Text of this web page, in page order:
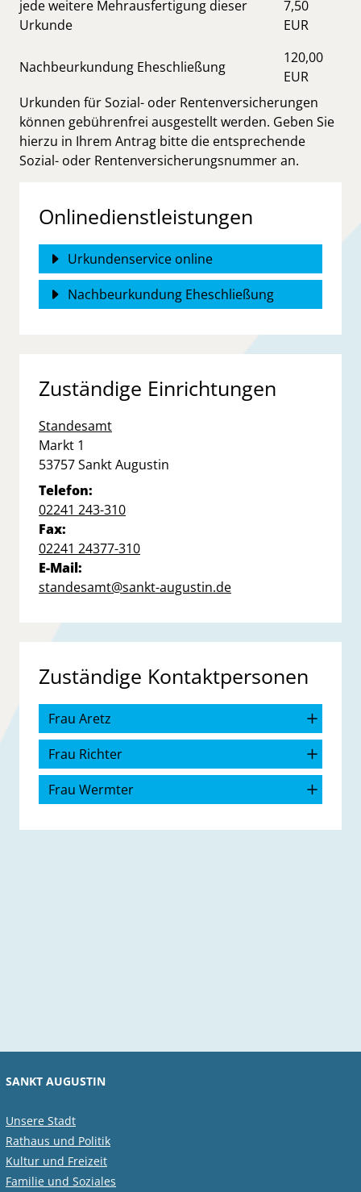
jede weitere Mehrausfertigung dieser
Urkunde
7,50
EUR
Nachbeurkundung Eheschließung
120,00
EUR
Urkunden für Sozial- oder Rentenversicherungen
können gebührenfrei ausgestellt werden. Geben Sie
hierzu in Ihrem Antrag bitte die entsprechende
Sozial- oder Rentenversicherungsnummer an.
Onlinedienstleistungen
Urkundenservice online
Nachbeurkundung Eheschließung
Zuständige Einrichtungen
Standesamt
Straße:
Markt Hausnummer:
1
PLZ:
53757Ort:
Sankt Augustin
Telefon:
02241 243-310
Fax:
02241 24377-310
E-Mail:
standesamt@sankt-augustin.de
Zuständige Kontaktpersonen
Frau Aretz
Frau Richter
Frau Wermter
SANKT AUGUSTIN
Unsere Stadt
Rathaus und Politik
Kultur und Freizeit
Familie und Soziales